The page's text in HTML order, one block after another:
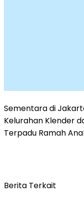
Sementara di
Kelurahan Klender
Terpadu Ramah
Berita Terkait